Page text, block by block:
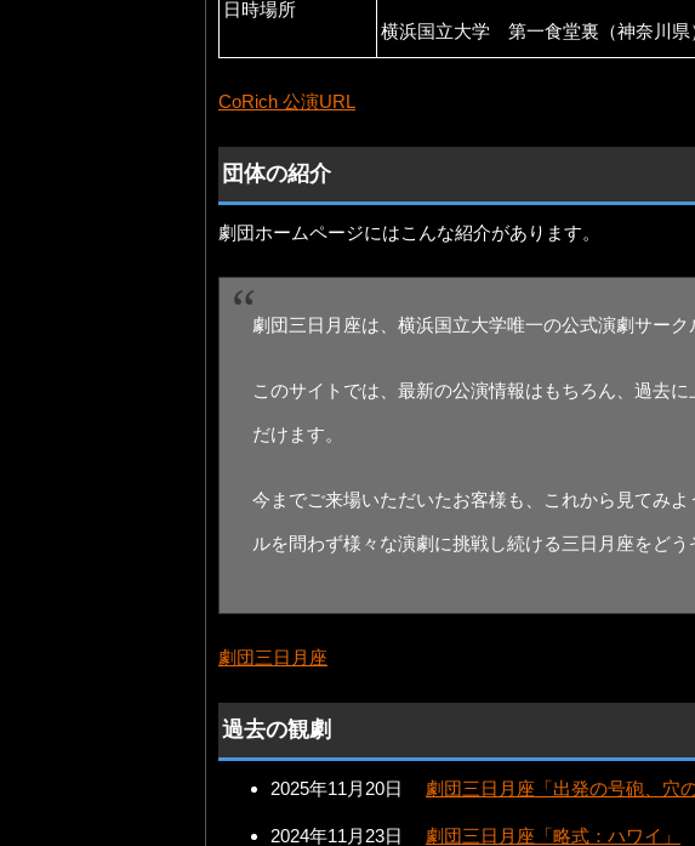
日時場所
横浜国立大学 第一食堂裏（神奈川県
CoRich 公演URL
団体の紹介
劇団ホームページにはこんな紹介があります。
劇団三日月座は、横浜国立大学唯一の公式演劇サーク
このサイトでは、最新の公演情報はもちろん、過去
だけます。
今までご来場いただいたお客様も、これから見てみ
ルを問わず様々な演劇に挑戦し続ける三日月座をどう
劇団三日月座
過去の観劇
2025年11月20日 劇団三日月座「出発の号砲、穴
2024年11月23日 劇団三日月座「略式：ハワイ」